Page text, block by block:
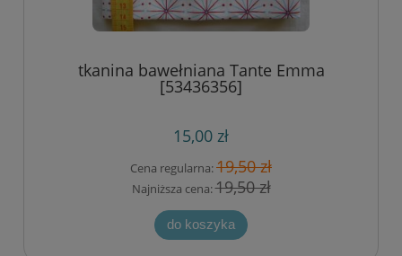
tkanina bawełniana Tante Emma
[53436356]
15,00 zł
Cena regularna:19,50 zł
Najniższa cena:19,50 zł
do koszyka